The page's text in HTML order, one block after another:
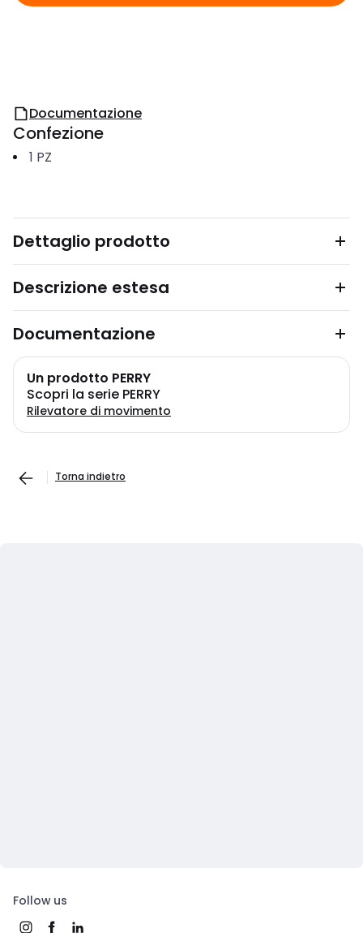
Documentazione
Confezione
1 PZ
Dettaglio prodotto
Descrizione estesa
Documentazione
Un prodotto PERRY
Scopri la serie PERRY
Rilevatore di movimento
Torna indietro
Follow us